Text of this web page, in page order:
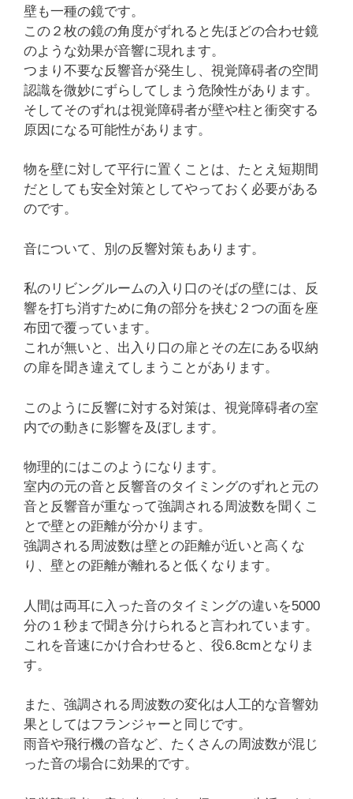
壁も一種の鏡です。
この２枚の鏡の角度がずれると先ほどの合わせ鏡
のような効果が音響に現れます。
つまり不要な反響音が発生し、視覚障碍者の空間
認識を微妙にずらしてしまう危険性があります。
そしてそのずれは視覚障碍者が壁や柱と衝突する
原因になる可能性があります。
物を壁に対して平行に置くことは、たとえ短期間
だとしても安全対策としてやっておく必要がある
のです。
音について、別の反響対策もあります。
私のリビングルームの入り口のそばの壁には、反
響を打ち消すために角の部分を挟む２つの面を座
布団で覆っています。
これが無いと、出入り口の扉とその左にある収納
の扉を聞き違えてしまうことがあります。
このように反響に対する対策は、視覚障碍者の室
内での動きに影響を及ぼします。
物理的にはこのようになります。
室内の元の音と反響音のタイミングのずれと元の
音と反響音が重なって強調される周波数を聞くこ
とで壁との距離が分かります。
強調される周波数は壁との距離が近いと高くな
り、壁との距離が離れると低くなります。
人間は両耳に入った音のタイミングの違いを5000
分の１秒まで聞き分けられると言われています。
これを音速にかけ合わせると、役6.8cmとなりま
す。
また、強調される周波数の変化は人工的な音響効
果としてはフランジャーと同じです。
雨音や飛行機の音など、たくさんの周波数が混じ
った音の場合に効果的です。